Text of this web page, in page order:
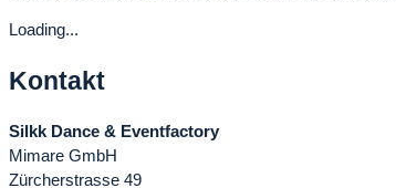
Loading...
Kontakt
Silkk Dance & Eventfactory
Mimare GmbH
Zürcherstrasse 49